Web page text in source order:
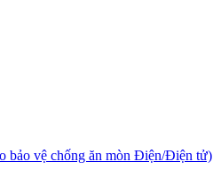
bảo vệ chống ăn mòn Điện/Điện tử)